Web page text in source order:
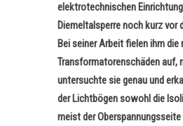
elektrotechnischen
Diemeltalsperre noch kurz vor
Bei seiner Arbeit fielen ihm die
Transformatorenschäden auf,
untersuchte sie genau und
der Lichtbögen sowohl die
meist der Oberspannungsseite